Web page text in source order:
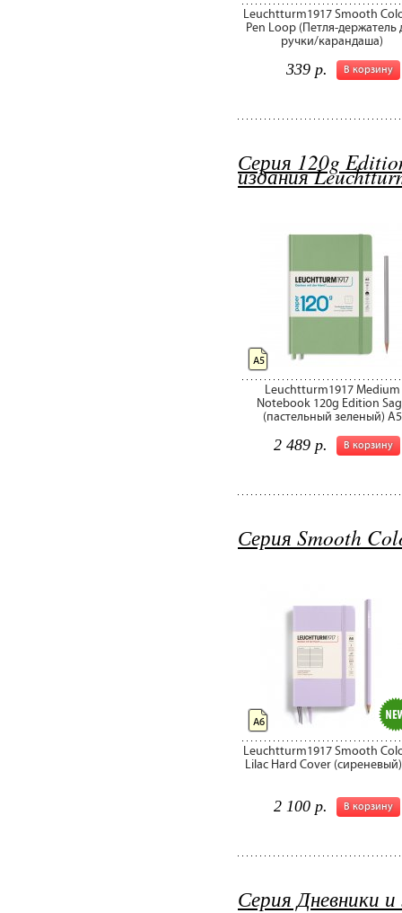
Leuchtturm1917 Smooth
Pen Loop (Петля-держатель
ручки/карандаша)
В корзину
339 р.
Серия 120g
издания
Leuchtturm1917 Medium
Notebook 120g Edition
(пастельный зеленый) А5
В корзину
2 489 р.
А5
Серия Smooth
Leuchtturm1917 Smooth
Lilac Hard Cover
В корзину
2 100 р.
А6
Серия Дневники